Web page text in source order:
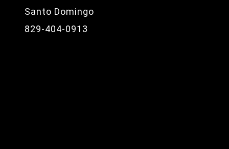
Santo Domingo
829-404-0913